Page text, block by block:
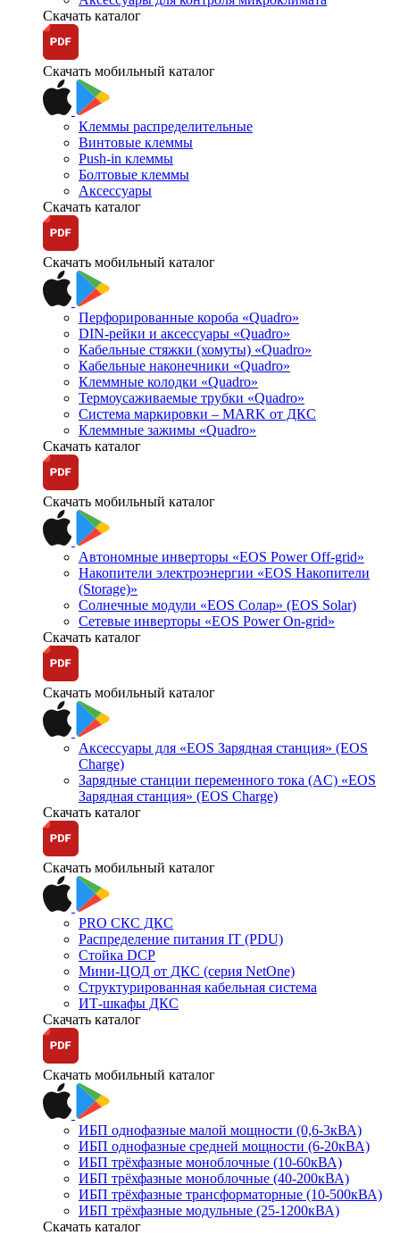
Скачать каталог
Скачать мобильный каталог
Клеммы распределительные
Винтовые клеммы
Push-in клеммы
Болтовые клеммы
Аксессуары
Скачать каталог
Скачать мобильный каталог
Перфорированные короба «Quadro»
DIN-рейки и аксессуары «Quadro»
Кабельные стяжки (хомуты) «Quadro»
Кабельные наконечники «Quadro»
Клеммные колодки «Quadro»
Термоусаживаемые трубки «Quadro»
Система маркировки – MARK от ДКС
Клеммные зажимы «Quadro»
Скачать каталог
Скачать мобильный каталог
Автономные инверторы «EOS Power Off-grid»
Накопители электроэнергии «EOS Накопители
(Storage)»
Солнечные модули «EOS Солар» (EOS Solar)
Сетевые инверторы «EOS Power On-grid»
Скачать каталог
Скачать мобильный каталог
Аксессуары для «EOS Зарядная станция» (EOS
Charge)
Зарядные станции переменного тока (AC) «EOS
Зарядная станция» (EOS Charge)
Скачать каталог
Скачать мобильный каталог
PRO СКС ДКС
Распределение питания IT (PDU)
Стойка DCP
Мини-ЦОД от ДКС (серия NetOne)
Структурированная кабельная система
ИТ-шкафы ДКС
Скачать каталог
Скачать мобильный каталог
ИБП однофазные малой мощности (0,6-3кВА)
ИБП однофазные средней мощности (6-20кВА)
ИБП трёхфазные моноблочные (10-60кВА)
ИБП трёхфазные моноблочные (40-200кВА)
ИБП трёхфазные трансформаторные (10-500кВА)
ИБП трёхфазные модульные (25-1200кВА)
Скачать каталог